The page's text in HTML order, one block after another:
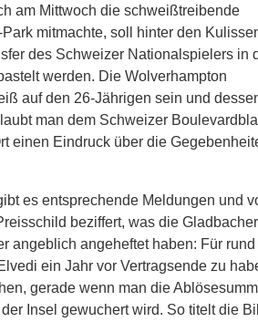
am Mittwoch die schweißtreibende
mitmachte, soll hinter den
des Schweizer Nationalspielers in
werden. Die Wolverhampton
auf den 26-Jährigen sein und
man dem Schweizer
einen Eindruck über die
es entsprechende Meldungen und
beziffert, was die Gladbacher
angeblich angeheftet haben: Für rund
ein Jahr vor Vertragsende zu
gerade wenn man die
Insel gewuchert wird. So titelt die